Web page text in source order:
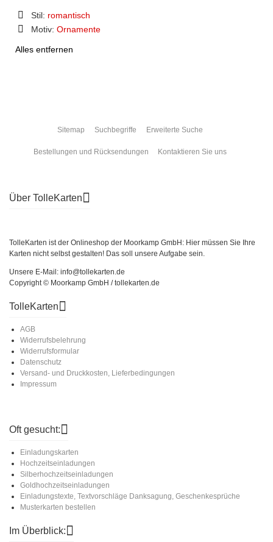
Stil: romantisch
Diesen
entfernen
Motiv: Ornamente
Artikel
Alles entfernen
Sitemap Suchbegriffe Erweiterte Suche
Bestellungen und Rücksendungen Kontaktieren Sie uns
Über TolleKarten
TolleKarten ist der Onlineshop der Moorkamp GmbH: Hier müssen Sie Ihre
Karten nicht selbst gestalten! Das soll unsere Aufgabe sein.
Unsere E-Mail: info@tollekarten.de
Copyright © Moorkamp GmbH / tollekarten.de
TolleKarten
AGB
Widerrufsbelehrung
Widerrufsformular
Datenschutz
Versand- und Druckkosten, Lieferbedingungen
Impressum
Oft gesucht:
Einladungskarten
Hochzeitseinladungen
Silberhochzeitseinladungen
Goldhochzeitseinladungen
Einladungstexte, Textvorschläge Danksagung, Geschenkesprüche
Musterkarten bestellen
Im Überblick: